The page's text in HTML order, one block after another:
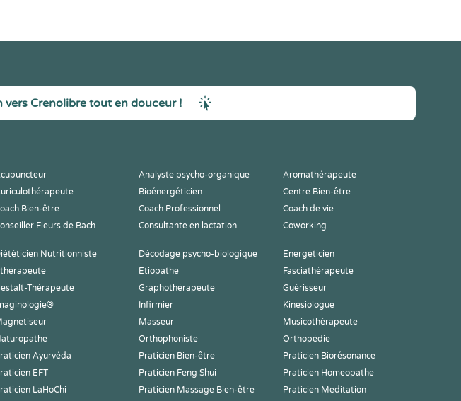
Crenolibre tout en douceur !
Analyste psycho-organique
Aromathérapeute
Bioénergéticien
Centre Bien-être
Bien-être Coach Professionnel
Coach de vie
Fleurs de Bach Consultante en lactation Coworking
Nutritionniste Décodage psycho-biologique
Energéticien
Etiopathe
Fasciathérapeute
Thérapeute Graphothérapeute
Guérisseur
Infirmier
Kinesiologue
Masseur
Musicothérapeute
Orthophoniste
Orthopédie
Ayurvéda Praticien Bien-être
Praticien Biorésonance
EFT Praticien Feng Shui
Praticien Homeopathe
LaHoChi Praticien Massage Bien-être
Praticien Meditation